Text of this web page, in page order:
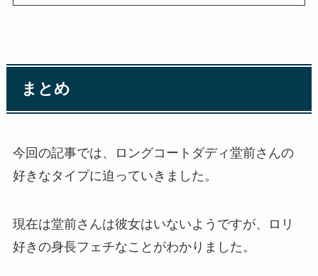
まとめ
今回の記事では、ロングコートダディ堂前さんの
好きなタイプに迫っていきました。
現在は堂前さんは彼女はいないようですが、ロリ
好きの身長フェチなことがわかりました。